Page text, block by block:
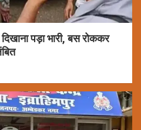
पड़ा भारी, बस रोककर